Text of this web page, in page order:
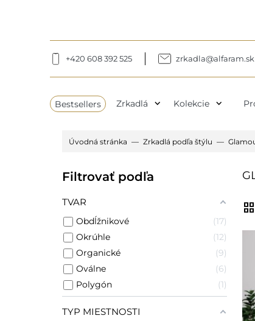
+420 608 392 525 zrkadla@alfaram.sk
Bestsellers Zrkadlá expand_more Kolekcie expand_more
Úvodná stránka Zrkadlá podľa štýlu
Filtrovať podľa
TVAR
Obdĺžnikové
17
Okrúhle
12
Organické
9
Oválne
6
Polygón
1
TYP MIESTNOSTI
grid_view